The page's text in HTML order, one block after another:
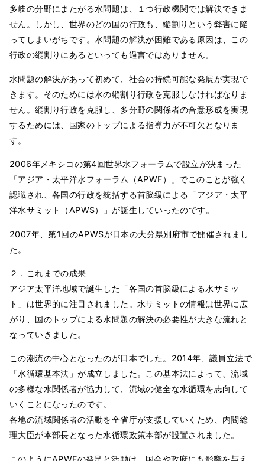
多岐の分野にまたがる水問題は、１つ行政機関では解決できま
せん。しかし、世界のどの国の行政も、縦割りという弊害に陥
ってしまいがちです。水問題の解決が困難である原因は、この
行政の縦割りにあるといっても過言ではありません。
水問題の解決があって初めて、社会の持続可能な発展が実現で
きます。そのためには水の縦割り行政を克服しなければなりま
せん。縦割り行政を克服し、多分野の関係者の合意形成を実現
するためには、国家のトップによる指導力が不可欠となりま
す。
2006年メキシコの第4回世界水フォーラムで設立が決まった
「アジア・太平洋水フォーラム（APWF）」でこのことが強く
認識され、各国の行政を統括する首脳級による「アジア・太平
洋水サミット（APWS）」が誕生していったのです。
2007年、第1回のAPWSが日本の大分県別府市で開催されまし
た。
２．これまでの成果
アジア太平洋地域で誕生した「各国の首脳級による水サミッ
ト」は世界的に注目されました。水サミットの情報は世界に広
がり、国のトップによる水問題の解決の必要性が大きな流れと
なっていきました。
この潮流の中心となったのが日本でした。2014年、議員立法で
「水循環基本法」が成立しました。この基本法によって、流域
の多様な水関係者が協力して、流域の健全な水循環を志向して
いくことになったのです。
各地の流域関係者の活動を全省庁が支援していくため、内閣総
理大臣が本部長となった水循環政策本部が設置されました。
このようにAPWFの発足と活動は、国会や政府にも影響を与え